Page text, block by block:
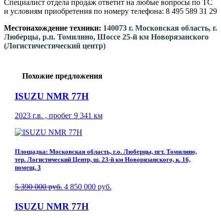
Специалист отдела продаж ответит на любые вопросы по ТС
и условиям приобретения по номеру телефона: 8 495 589 31 29
Местонахождение техники: 140073 г. Московская область, г.
Люберцы, р.п. Томилино, Шоссе 25-й км Новорязанского
(Логистичестический центр)
Похожие предложения
ISUZU NMR 77H
2023 г.в. , пробег 9 341 км
Площадка: Московская область, г.о. Люберцы, пгт. Томилино,
тер. Логистический Центр, ш. 23-й км Новорязанского, к. 16,
помещ. 3
5 390 000 руб. 4 850 000 руб.
ISUZU NMR 77H